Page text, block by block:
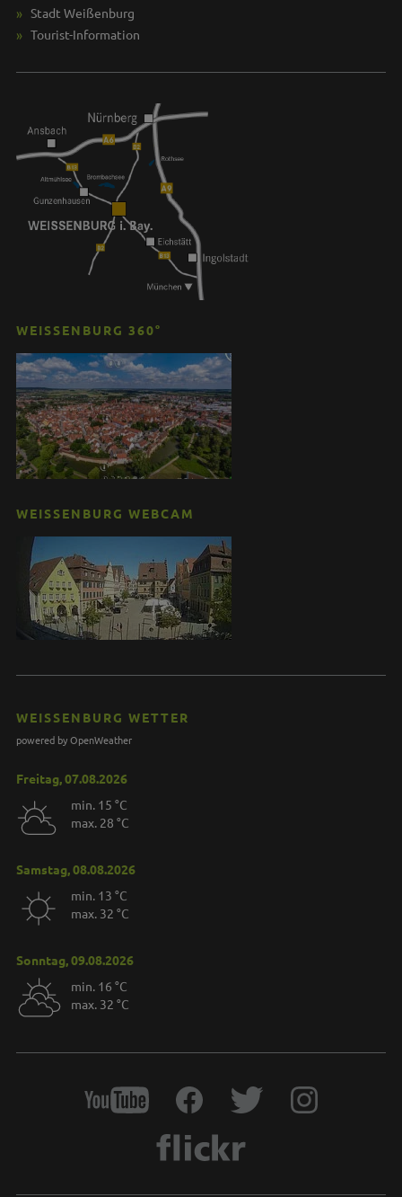
Stadt Weißenburg
Tourist-Information
WEISSENBURG 360°
WEISSENBURG WEBCAM
WEISSENBURG WETTER
powered by OpenWeather
Freitag, 07.08.2026
min. 15 °C
max. 28 °C
Samstag, 08.08.2026
min. 13 °C
max. 32 °C
Sonntag, 09.08.2026
min. 16 °C
max. 32 °C